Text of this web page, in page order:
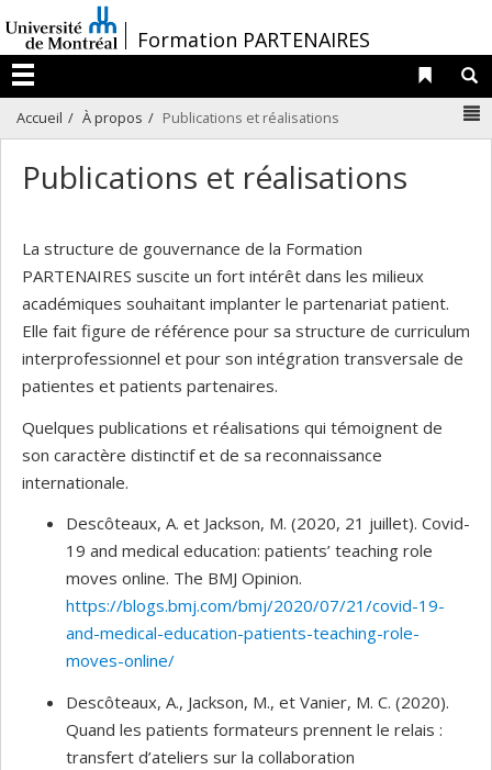
au
contenu
/Formation PARTENAIRES
Menu
Liens
Accueil À propos Publications et réalisations
Publications et réalisations
La structure de gouvernance de la Formation
PARTENAIRES suscite un fort intérêt dans les milieux
académiques souhaitant implanter le partenariat patient.
Elle fait figure de référence pour sa structure de curriculum
interprofessionnel et pour son intégration transversale de
patientes et patients partenaires.
Quelques publications et réalisations qui témoignent de
son caractère distinctif et de sa reconnaissance
internationale.
Descôteaux, A. et Jackson, M. (2020, 21 juillet). Covid-
19 and medical education: patients’ teaching role
moves online. The BMJ Opinion.
https://blogs.bmj.com/bmj/2020/07/21/covid-19-
and-medical-education-patients-teaching-role-
moves-online/
Descôteaux, A., Jackson, M., et Vanier, M. C. (2020).
Quand les patients formateurs prennent le relais :
transfert d’ateliers sur la collaboration